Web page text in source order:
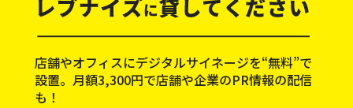
店舗やオフィスにデジタルサイネージを“無料”で
設置。 月額3,300円で店舗や企業のPR情報の配信
も！